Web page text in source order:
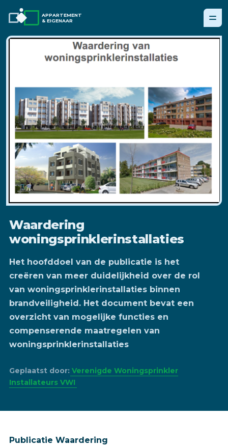
APPARTEMENT
& EIGENAAR
Waardering
woningsprinklerinstallaties
Het hoofddoel van de publicatie is het
creëren van meer duidelijkheid over de rol
van woningsprinklerinstallaties binnen
brandveiligheid. Het document bevat een
overzicht van mogelijke functies en
compenserende maatregelen van
woningsprinklerinstallaties
Geplaatst door: Verenigde Woningsprinkler
Installateurs VWI
Publicatie Waardering